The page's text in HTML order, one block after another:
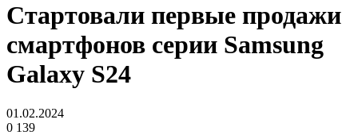
Стартовали первые продажи
смартфонов серии Samsung
Galaxy S24
01.02.2024
0 139